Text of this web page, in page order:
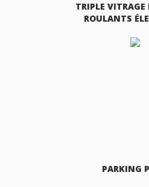
TRIPLE VITRAGE
ROULANTS
PARKING